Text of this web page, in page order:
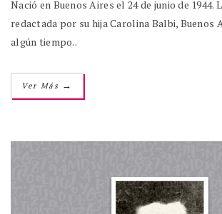
Nació en Buenos Aires el 24 de junio de 1944.
redactada por su hija Carolina Balbi, Buenos
algún tiempo..
Ver Más →